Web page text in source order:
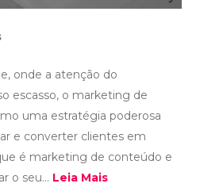
onde a atenção do
escasso, o marketing de
uma estratégia poderosa
e converter clientes em
é marketing de conteúdo e
o seu... Leia Mais